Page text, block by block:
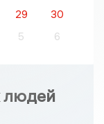
29
30
5 6
людей